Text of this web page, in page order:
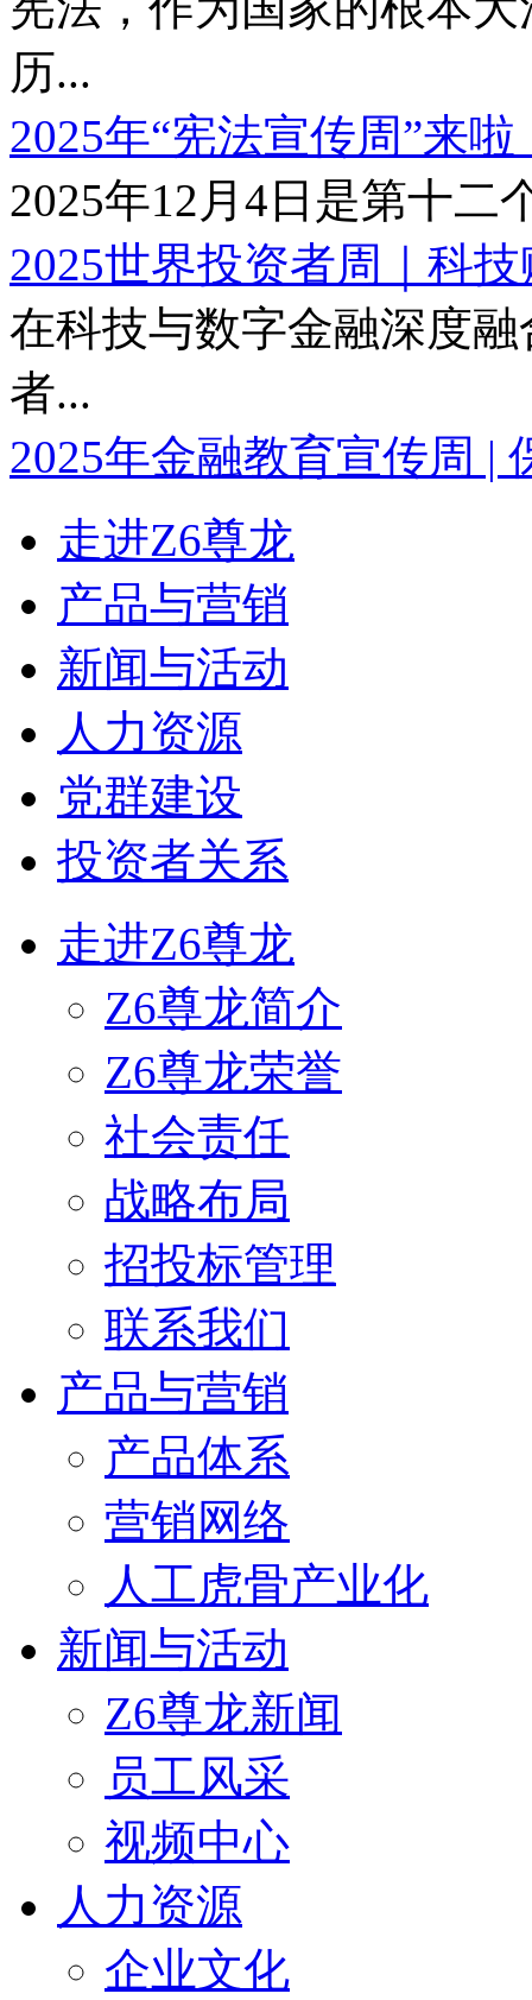
历...
2025年“宪法宣传周”来啦
2025年12月4日是第十二
2025世界投资者周｜科
在科技与数字金融深度融
者...
2025年金融教育宣传周 |
走进Z6尊龙
产品与营销
新闻与活动
人力资源
党群建设
投资者关系
走进Z6尊龙
Z6尊龙简介
Z6尊龙荣誉
社会责任
战略布局
招投标管理
联系我们
产品与营销
产品体系
营销网络
人工虎骨产业化
新闻与活动
Z6尊龙新闻
员工风采
视频中心
人力资源
企业文化